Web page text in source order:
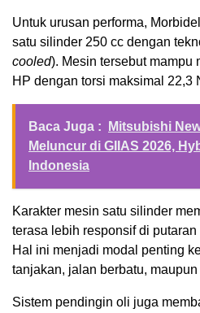
Untuk urusan performa,
satu silinder 250 cc dengan
cooled). Mesin tersebut mampu
HP dengan torsi maksimal 22,3
Baca Juga :
Mitsubishi
Meluncur di GIIAS 2026,
Indonesia
Karakter mesin satu silinder
terasa lebih responsif di
Hal ini menjadi modal penting
tanjakan, jalan berbatu, maupun
Sistem pendingin oli juga